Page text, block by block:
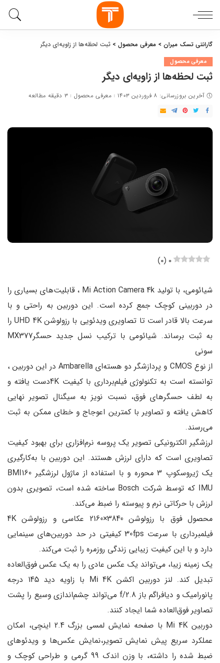
گارانتی تسک میران > معرفی محصول > ثبت لحظه‌ها از زاویه‌ای دیگر
معرفی محصول
ثبت لحظه‌ها از زاویه‌ای دیگر
آخرین بروزرسانی: ۸ فروردین ۱۴۰۳ معرفی محصول ۳ دقیقه مطالعه
۰ (۰)
شیائومی، با تولید Mi Action Camera 4k ، قابلیت‌های بسیاری را
در دوربینی کوچک جمع کرده است. این دوربین به راحتی و با
سرعت بالا قادر است تا تصاویری ویدئویی با رزولوشن UHD 4K را
به ثبت برساند. شیائومی با ترکیب نسل جدید حسگر‌MX377
سونی
از نوع CMOS و پردازشگر دو هسته‌ای Ambarella در این دوربین ،
توانسته است به تکنولوژی فیلم‌برداری با کیفیت 4Kدست یافته و
به لطف حسگرهای فوق، نسبت نویز به سیگنال تصویر نهایی
کاهش یافته و تصاویر با کمترین اعوجاج و خطای ممکن به ثبت
می‌رسند.
لرزشگیر الکترونیکی تصویر یک پروسه نرم‌افزاری برای بهبود کیفیت
تصاویری است که دارای لرزش هستند. این دوربین با به‌کارگیری
یک ژیروسکوپ 3 محوره و با استفاده از ماژول لرزشگیر BMI160
IMU که توسط شرکت Bosch ساخته شده است، تصویری بدون
لرزش با حرکاتی نرم و پیوسته را ضبط می‌کند.
محصول فوق با رزولوشن 3840×2160 عکاسی و رزولوشن 4K
فیلمبرداری با سرعت 30fps کیفیتی در حد دوربین‌های سینمایی
دارد و با این کیفیت زیبایی زندگی روزمره را ثبت می‌کند.
یک زمینه زیبا، می‌تواند یک عکس عادی را به یک عکس فوق‌العاده
تبدیل کند. لنز دوربین اکشن Mi 4K با زاویه دید 145 درجه
پانورامیک و دیافراگم باز f/2.8 می‌تواند چشم‌اندازی وسیع را پشت
تصاویر فوق‌العاده شما ایجاد کنند.
دوربین Mi 4K با صفحه نمایش لمسی بزرگ 2.4 اینچی، امکان
عملکرد سریع پیش نمایش تصویر،نمایش عکس‌ها و ویدئو‌های
ضبط شده را داشته، با وزن اندک 99 گرمی و طراحی کوچک و